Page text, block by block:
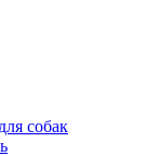
собак